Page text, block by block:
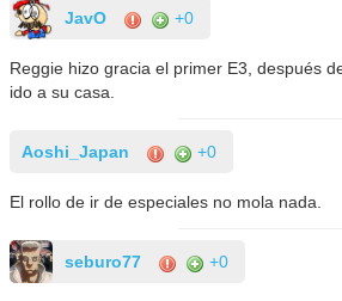
JavO +0
‪Reggie hizo gracia el primer E3, después
ido a su casa‬.
Aoshi_Japan +0
El rollo de ir de especiales no mola nada.
seburo77 +0